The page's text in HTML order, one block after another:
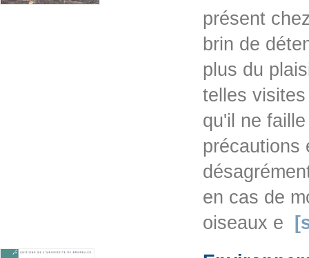
présent
brin de
plus du
telles
qu'il ne
précautions
en cas de
oiseaux e